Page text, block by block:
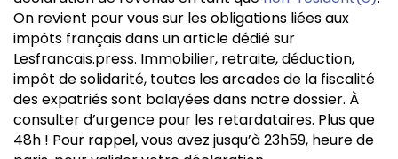
On revient pour vous sur les obligations liées aux
impôts français dans un article dédié sur
Lesfrancais.press. Immobilier, retraite, déduction,
impôt de solidarité, toutes les arcades de la fiscalité
des expatriés sont balayées dans notre dossier. À
consulter d’urgence pour les retardataires. Plus que
48h ! Pour rappel, vous avez jusqu’à 23h59, heure de